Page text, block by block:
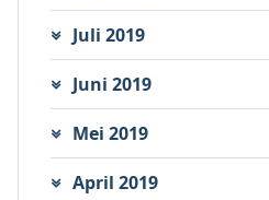
Juli 2019
Juni 2019
Mei 2019
April 2019